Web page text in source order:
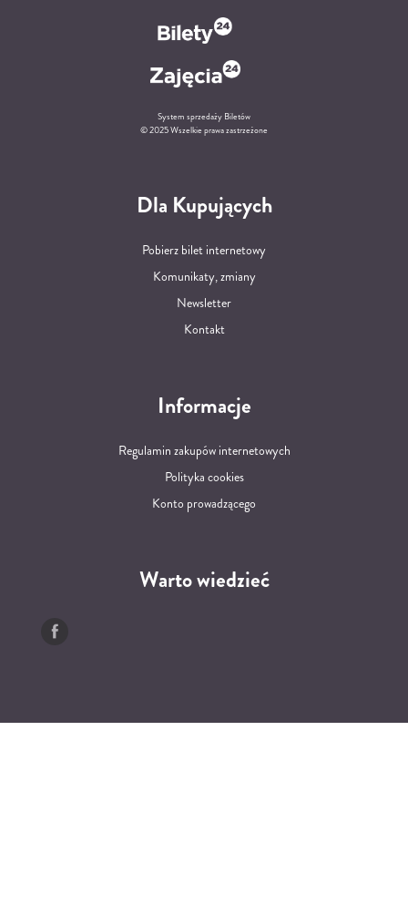
System sprzedaży Biletów
© 2025 Wszelkie prawa zastrzeżone
Dla Kupujących
Pobierz bilet internetowy
Komunikaty, zmiany
Newsletter
Kontakt
Informacje
Regulamin zakupów internetowych
Polityka cookies
Konto prowadzącego
Warto wiedzieć